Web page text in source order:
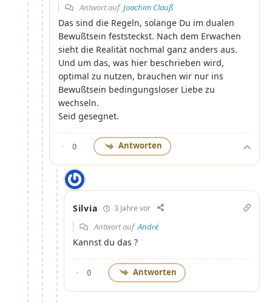
Antwort auf Joachim Clauß
Das sind die Regeln, solange Du im dualen
Bewußtsein feststeckst. Nach dem Erwachen
sieht die Realität nochmal ganz anders aus.
Und um das, was hier beschrieben wird,
optimal zu nutzen, brauchen wir nur ins
Bewußtsein bedingungsloser Liebe zu
wechseln.
Seid gesegnet.
0 Antworten
Silvia 3 Jahre vor
Antwort aufAndré
Kannst du das ?
0 Antworten